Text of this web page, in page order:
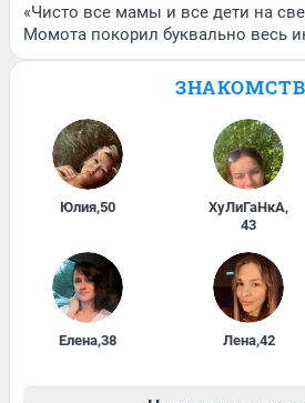
«Чисто все мамы и все дети на
Момота покорил буквально весь
Юлия,50 ХуЛиГаНкА,
43
Елена,38 Лена,42